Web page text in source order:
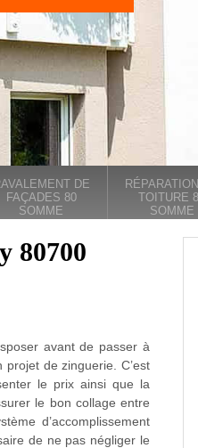
DE
FAÇADES 80
SOMME
TOITURE
SOMME
80700
avant de passer à
projet de zinguerie. C’est
le prix ainsi que la
le bon collage entre
d’accomplissement
de ne pas négliger le